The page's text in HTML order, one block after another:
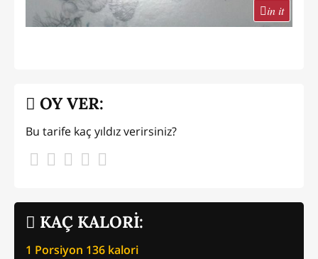
in it
KAÇ KALORİ:
1 Porsiyon 136 kalori
OY VER:
Bu tarife kaç yıldız verirsiniz?